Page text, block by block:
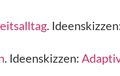
.
. Ideenskizzen: